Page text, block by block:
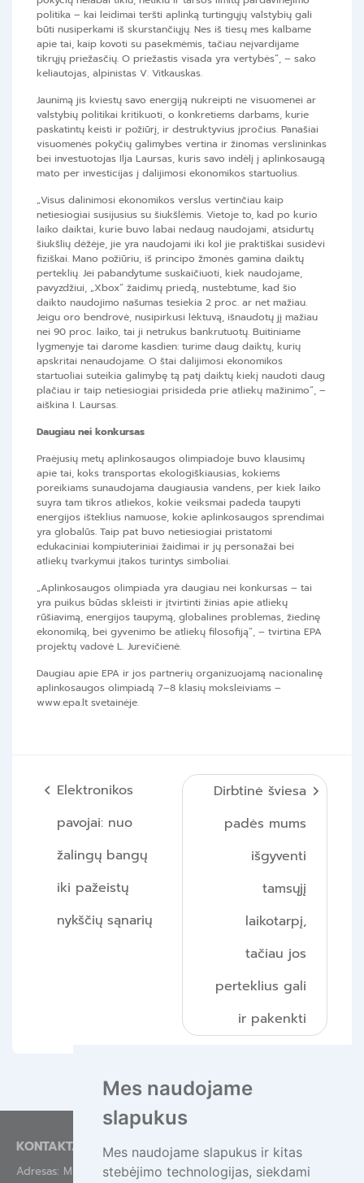
Mes naudojame
slapukus
Mes naudojame slapukus ir kitas
stebėjimo technologijas, siekdami
politika – kai leidimai teršti aplinką turtingųjų valstybių gali
būti nusiperkami iš skurstančiųjų. Nes iš tiesų mes kalbame
apie tai, kaip kovoti su pasekmėmis, tačiau neįvardijame
tikrųjų priežasčių. O priežastis visada yra vertybės“, – sako
keliautojas, alpinistas V. Vitkauskas.
Jaunimą jis kviestų savo energiją nukreipti ne visuomenei ar
valstybių politikai kritikuoti, o konkretiems darbams, kurie
paskatintų keisti ir požiūrį, ir destruktyvius įpročius. Panašiai
visuomenės pokyčių galimybes vertina ir žinomas verslininkas
bei investuotojas Ilja Laursas, kuris savo indėlį į aplinkosaugą
mato per investicijas į dalijimosi ekonomikos startuolius.
„Visus dalinimosi ekonomikos verslus vertinčiau kaip
netiesiogiai susijusius su šiukšlėmis. Vietoje to, kad po kurio
laiko daiktai, kurie buvo labai nedaug naudojami, atsidurtų
šiukšlių dėžėje, jie yra naudojami iki kol jie praktiškai susidėvi
fiziškai. Mano požiūriu, iš principo žmonės gamina daiktų
perteklių. Jei pabandytume suskaičiuoti, kiek naudojame,
pavyzdžiui, „Xbox“ žaidimų priedą, nustebtume, kad šio
daikto naudojimo našumas tesiekia 2 proc. ar net mažiau.
Jeigu oro bendrovė, nusipirkusi lėktuvą, išnaudotų jį mažiau
nei 90 proc. laiko, tai ji netrukus bankrutuotų. Buitiniame
lygmenyje tai darome kasdien: turime daug daiktų, kurių
apskritai nenaudojame. O štai dalijimosi ekonomikos
startuoliai suteikia galimybę tą patį daiktų kiekį naudoti daug
plačiau ir taip netiesiogiai prisideda prie atliekų mažinimo“, –
aiškina I. Laursas.
Daugiau nei konkursas
Praėjusių metų aplinkosaugos olimpiadoje buvo klausimų
apie tai, koks transportas ekologiškiausias, kokiems
poreikiams sunaudojama daugiausia vandens, per kiek laiko
suyra tam tikros atliekos, kokie veiksmai padeda taupyti
energijos išteklius namuose, kokie aplinkosaugos sprendimai
yra globalūs. Taip pat buvo netiesiogiai pristatomi
edukaciniai kompiuteriniai žaidimai ir jų personažai bei
atliekų tvarkymui įtakos turintys simboliai.
„Aplinkosaugos olimpiada yra daugiau nei konkursas – tai
yra puikus būdas skleisti ir įtvirtinti žinias apie atliekų
rūšiavimą, energijos taupymą, globalines problemas, žiedinę
ekonomiką, bei gyvenimo be atliekų filosofiją“, – tvirtina EPA
projektų vadovė L. Jurevičienė.
Daugiau apie EPA ir jos partnerių organizuojamą nacionalinę
aplinkosaugos olimpiadą 7–8 klasių moksleiviams –
www.epa.lt svetainėje.
Navigacija
įrašų
Elektronikos
pavojai: nuo
žalingų bangų
iki pažeistų
nykščių sąnarių
Dirbtinė šviesa
padės mums
išgyventi
tamsųjį
laikotarpį,
tačiau jos
perteklius gali
ir pakenkti
KONTAKTAI
Adresas: Mindaugo g. 44-84, Vilnius LT-